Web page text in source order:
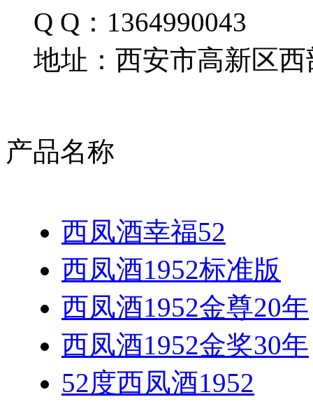
Q Q：1364990043
地址：西安市高新区西
产品名称
西凤酒幸福52
西凤酒1952标准版
西凤酒1952金尊20年
西凤酒1952金奖30年
52度西凤酒1952